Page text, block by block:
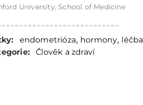
University, School of Medicine
endometrióza, hormony, léčba
Člověk a zdraví